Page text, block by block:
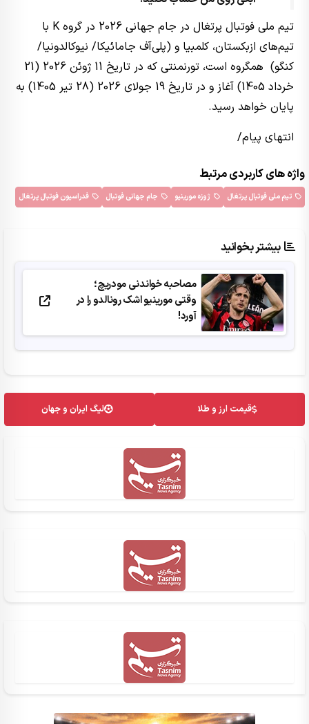
تیم ملی فوتبال پرتغال در جام جهانی 2026 در گروه K با
تیم‌های ازبکستان، کلمبیا و (پلی‌آف جامائیکا/ نیوکالدونیا/
کنگو) همگروه است، تورنمنتی که در تاریخ 11 ژوئن 2026 (21
خرداد 1405) آغاز و در تاریخ 19 جولای 2026 (28 تیر 1405) به
پایان خواهد رسید.
انتهای پیام/
واژه های کاربردی مرتبط
تیم ملی فوتبال پرتغال ژوزه مورینیو جام جهانی فوتبال فدراسیون فوتبال پرتغال
بیشتر بخوانید
مصاحبه خواندنی مودریچ؛
وقتی مورینیو اشک رونالدو را در
آورد!
قیمت ارز و طلا لیگ ایران و جهان